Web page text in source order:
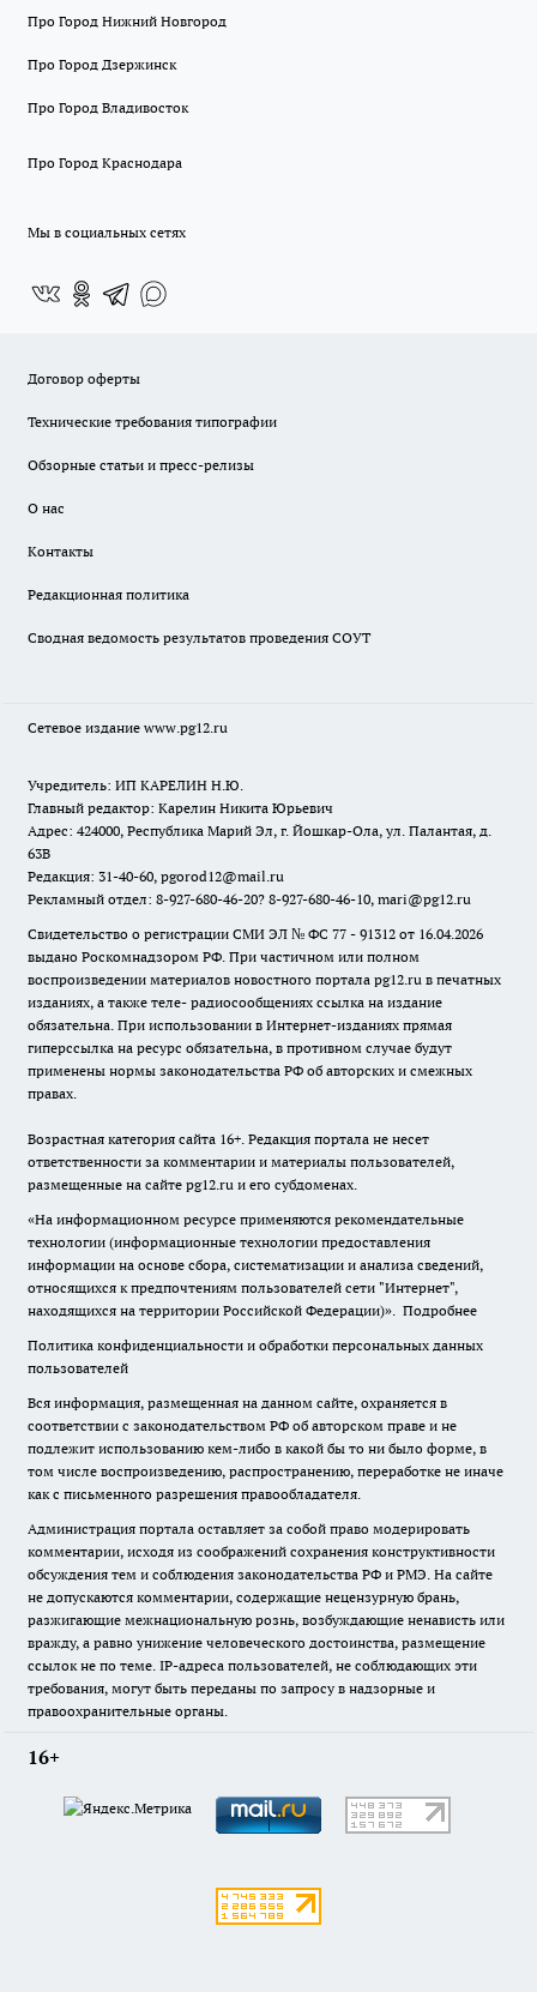
Про Город Нижний Новгород
Про Город Дзержинск
Про Город Владивосток
Про Город Краснодара
Мы в социальных сетях
Договор оферты
Технические требования типографии
Обзорные статьи и пресс-релизы
О нас
Контакты
Редакционная политика
Сводная ведомость результатов проведения СОУТ
Сетевое издание www.pg12.ru
Учредитель: ИП КАРЕЛИН Н.Ю.
Главный редактор: Карелин Никита Юрьевич
Адрес: 424000, Республика Марий Эл, г. Йошкар-Ола, ул. Палантая, д.
63В
Редакция: 31-40-60, pgorod12@mail.ru
Рекламный отдел: 8-927-680-46-20? 8-927-680-46-10, mari@pg12.ru
Свидетельство о регистрации СМИ ЭЛ № ФС 77 - 91312 от 16.04.2026
выдано Роскомнадзором РФ. При частичном или полном
воспроизведении материалов новостного портала pg12.ru в печатных
изданиях, а также теле- радиосообщениях ссылка на издание
обязательна. При использовании в Интернет-изданиях прямая
гиперссылка на ресурс обязательна, в противном случае будут
применены нормы законодательства РФ об авторских и смежных
правах.
Возрастная категория сайта 16+. Редакция портала не несет
ответственности за комментарии и материалы пользователей,
размещенные на сайте pg12.ru и его субдоменах.
«На информационном ресурсе применяются рекомендательные
технологии (информационные технологии предоставления
информации на основе сбора, систематизации и анализа сведений,
относящихся к предпочтениям пользователей сети "Интернет",
находящихся на территории Российской Федерации)». Подробнее
Политика конфиденциальности и обработки персональных данных
пользователей
Вся информация, размещенная на данном сайте, охраняется в
соответствии с законодательством РФ об авторском праве и не
подлежит использованию кем-либо в какой бы то ни было форме, в
том числе воспроизведению, распространению, переработке не иначе
как с письменного разрешения правообладателя.
Администрация портала оставляет за собой право модерировать
комментарии, исходя из соображений сохранения конструктивности
обсуждения тем и соблюдения законодательства РФ и РМЭ. На сайте
не допускаются комментарии, содержащие нецензурную брань,
разжигающие межнациональную рознь, возбуждающие ненависть или
вражду, а равно унижение человеческого достоинства, размещение
ссылок не по теме. IP-адреса пользователей, не соблюдающих эти
требования, могут быть переданы по запросу в надзорные и
правоохранительные органы.
16+